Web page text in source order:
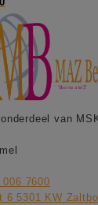
van
7600
6 5301 KW